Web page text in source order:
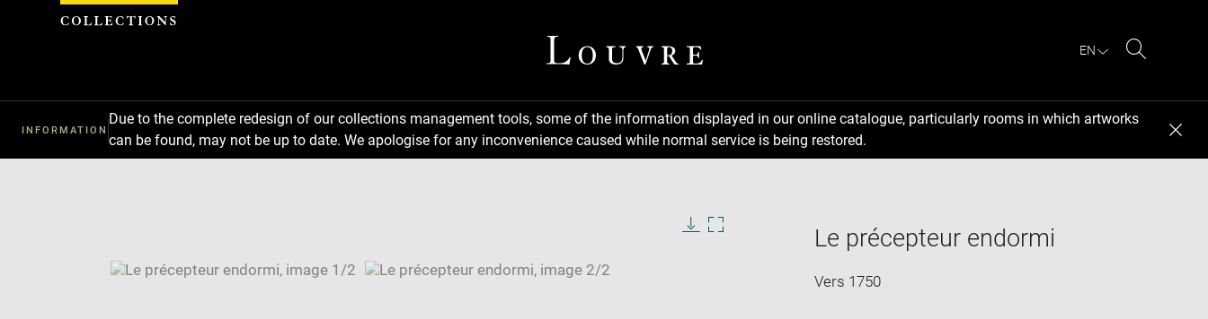
EN
INFORMATION
Due to the complete redesign of our collections management tools, some of the information displayed in our online catalogue, particularly rooms in which artworks
can be found, may not be up to date. We apologise for any inconvenience caused while normal service is being restored.
window
SKIP IMAGE CAROUSEL
Le précepteur endormi
Vers 1750
Cookies management panel